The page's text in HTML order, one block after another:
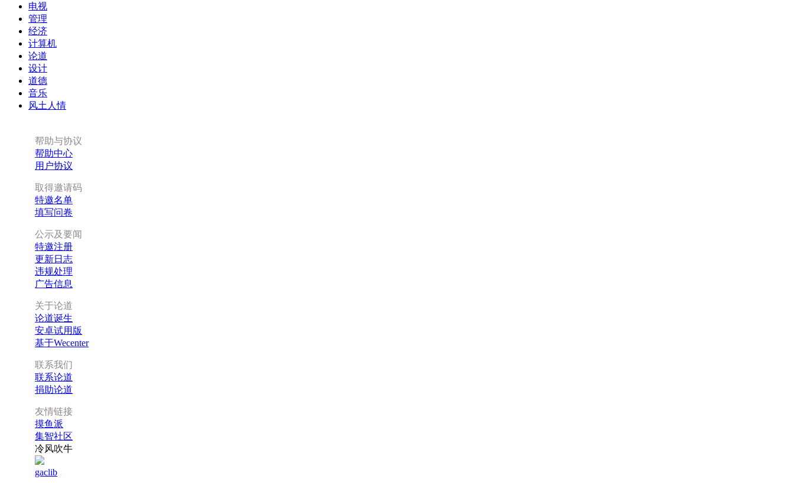
电视
管理
经济
计算机
论道
设计
道德
音乐
风土人情
帮助与协议
帮助中心
用户协议
取得邀请码
特邀名单
填写问卷
公示及要闻
特邀注册
更新日志
违规处理
广告信息
关于论道
论道诞生
安卓试用版
基于Wecenter
联系我们
联系论道
捐助论道
友情链接
摸鱼派
集智社区
冷风吹牛
gaclib